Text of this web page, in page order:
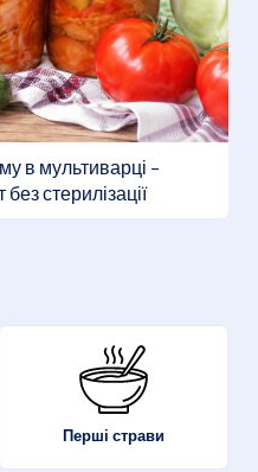
в мультиварці –
стерилізації
Перші страви